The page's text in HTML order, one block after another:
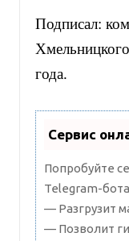
Подписал:
года.
Сервис
Попробуйте
Telegram-
— Разгрузит
— Позволит